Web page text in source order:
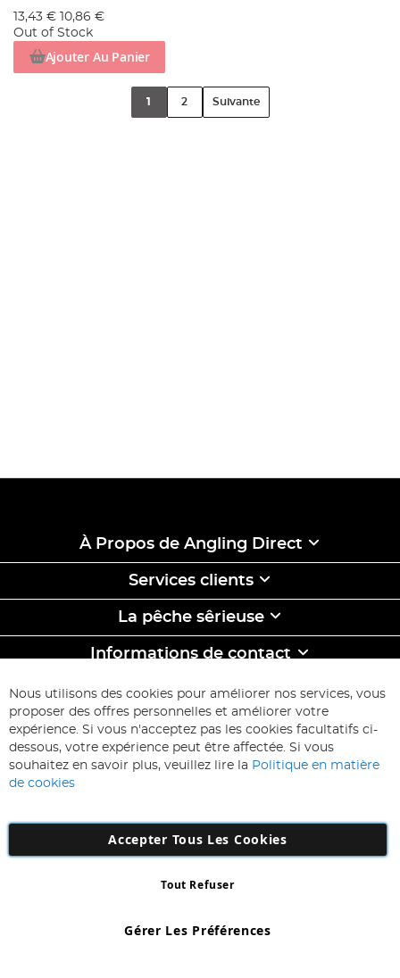
13,43 € 10,86 €
Out of Stock
Ajouter Au Panier
1 2 Suivante
À Propos de Angling Direct
Services clients
La pêche sêrieuse
Informations de contact
ABONNEZ-VOUS & ECONOMISEZ
Inscription
à
d’information
:
Inscription
Number: 863029607
Nous utilisons des cookies pour améliorer nos services, vous
proposer des offres personnelles et améliorer votre
expérience. Si vous n'acceptez pas les cookies facultatifs ci-
dessous, votre expérience peut être affectée. Si vous
souhaitez en savoir plus, veuillez lire la Politique en matière
de cookies
Accepter Tous Les Cookies
Gérer Les Préférences
Tout Refuser